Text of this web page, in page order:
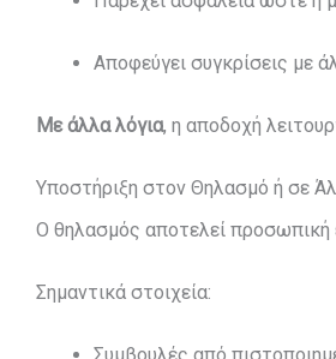
Αποφεύγει συγκρίσεις με
Με άλλα λόγια, η αποδοχή
Υποστήριξη στον Θηλασμό ή σε
Ο θηλασμός αποτελεί προσωπική
Σημαντικά στοιχεία: